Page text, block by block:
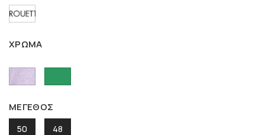
ΧΡΩΜΑ
ΜΕΓΕΘΟΣ
50 48